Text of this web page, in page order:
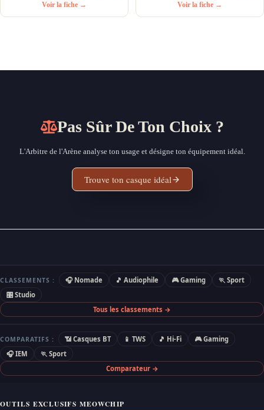
Voir la fiche → Voir la fiche →
Pas Sûr De Ton Choix ?
L'Arbitre de l'Arène analyse ton usage et désigne ton équipement idéal.
Trouve ton casque idéal
CLASSEMENTS : 🎧 Nomade 🎵 Audiophile 🎮 Gaming
🏃 Sport
🎛 Studio
Tous les classements →
COMPARATIFS : 📶 Casques BT 📱 TWS 🎵 Hi-Fi
🎮 Gaming
🎧 IEM
🏃 Sport
Comparateur →
OUTILS EXCLUSIFS MEOWCHIP